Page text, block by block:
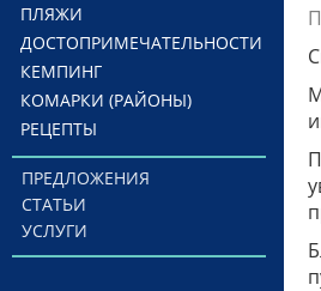
ПЛЯЖИ
ДОСТОПРИМЕЧАТЕЛЬНОСТИ
КЕМПИНГ
КОМАРКИ (РАЙОНЫ)
РЕЦЕПТЫ
ПРЕДЛОЖЕНИЯ
СТАТЬИ
УСЛУГИ